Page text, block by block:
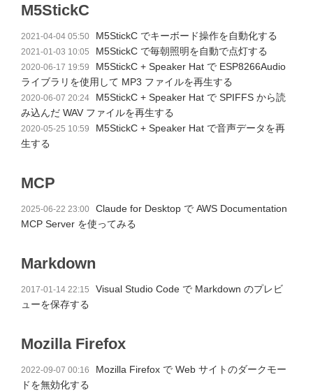
M5StickC
2021-04-04 05:50 M5StickC でキーボード操作を自動化する
2021-01-03 10:05 M5StickC で毎朝照明を自動で点灯する
2020-06-17 19:59
M5StickC + Speaker Hat で ESP8266Audio
ライブラリを使用して MP3 ファイルを再生する
2020-06-07 20:24
M5StickC + Speaker Hat で SPIFFS から読
み込んだ WAV ファイルを再生する
2020-05-25 10:59
M5StickC + Speaker Hat で音声データを再
生する
MCP
2025-06-22 23:00
Claude for Desktop で AWS Documentation
MCP Server を使ってみる
Markdown
2017-01-14 22:15
Visual Studio Code で Markdown のプレビ
ューを保存する
Mozilla Firefox
2022-09-07 00:16
Mozilla Firefox で Web サイトのダークモー
ドを無効化する